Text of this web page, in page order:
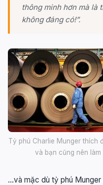
thông minh hơn mà là
không đáng có!”.
Tỷ phú Charlie Munger thích
và bạn cũng nên làm
…và mặc dù tỷ phú